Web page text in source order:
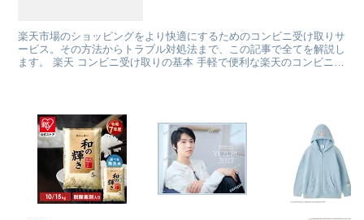
楽天市場のショッピングをより快適にするためのコンビニ受け取りサ
ービス。その方法からトラブル対処法まで、この記事で全てを解説し
ます。 楽天 コンビニ受け取りの基本 手軽で便利な楽天のコンビニ受